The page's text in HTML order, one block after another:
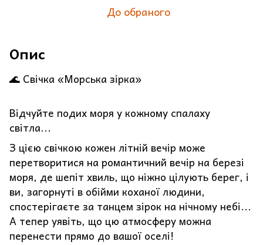
До обраного
Опис
🌊 Свічка «Морська зірка»
Відчуйте подих моря у кожному спалаху
світла...
З цією свічкою кожен літній вечір може
перетворитися на романтичний вечір на березі
моря, де шепіт хвиль, що ніжно цілують берег, і
ви, загорнуті в обійми коханої людини,
спостерігаєте за танцем зірок на нічному небі...
А тепер уявіть, що цю атмосферу можна
перенести прямо до вашої оселі!